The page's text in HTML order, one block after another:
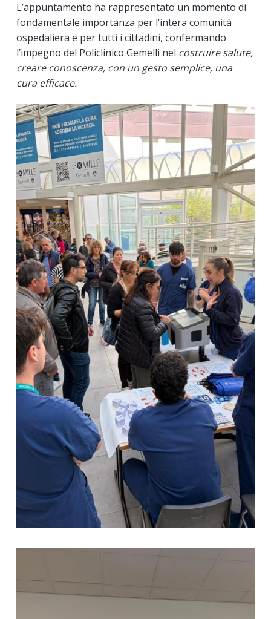
L’appuntamento ha rappresentato un momento di
fondamentale importanza per l’intera comunità
ospedaliera e per tutti i cittadini, confermando
l’impegno del Policlinico Gemelli nel costruire salute,
creare conoscenza, con un gesto semplice, una
cura efficace.